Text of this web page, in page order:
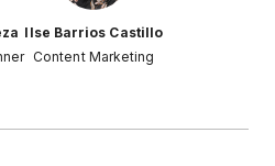
Ilse Barrios Castillo
Content Marketing